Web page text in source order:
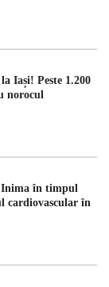
Iași! Peste 1.200
norocul
în timpul
cardiovascular în